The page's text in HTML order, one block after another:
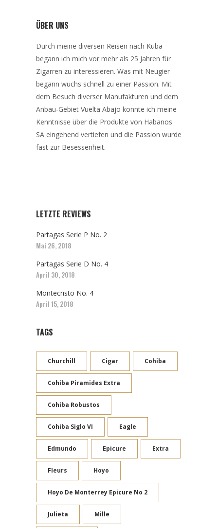
ÜBER UNS
Durch meine diversen Reisen nach Kuba
begann ich mich vor mehr als 25 Jahren für
Zigarren zu interessieren. Was mit Neugier
begann wuchs schnell zu einer Passion. Mit
dem Besuch diverser Manufakturen und dem
Anbau-Gebiet Vuelta Abajo konnte ich meine
Kenntnisse über die Produkte von Habanos
SA eingehend vertiefen und die Passion wurde
fast zur Besessenheit.
LETZTE REVIEWS
Partagas Serie P No. 2
Mai 26, 2018
Partagas Serie D No. 4
April 30, 2018
Montecristo No. 4
April 15, 2018
TAGS
Churchill Cigar Cohiba
Cohiba Piramides Extra
Cohiba Robustos
Cohiba Siglo VI Eagle
Edmundo Epicure Extra
Fleurs Hoyo
Hoyo De Monterrey Epicure No 2
Julieta Mille